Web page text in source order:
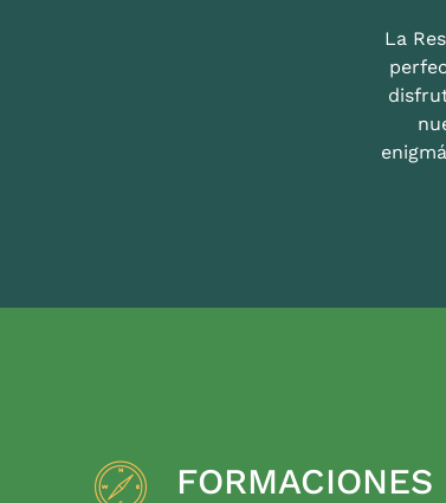
La
FORMACIONES